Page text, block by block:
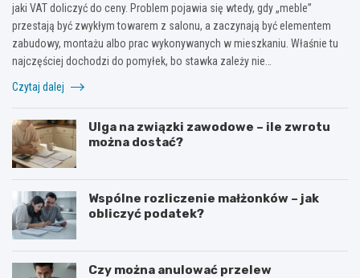
jaki VAT doliczyć do ceny. Problem pojawia się wtedy, gdy „meble”
przestają być zwykłym towarem z salonu, a zaczynają być elementem
zabudowy, montażu albo prac wykonywanych w mieszkaniu. Właśnie tu
najczęściej dochodzi do pomyłek, bo stawka zależy nie…
Czytaj dalej
Ulga na związki zawodowe – ile zwrotu
można dostać?
Wspólne rozliczenie małżonków – jak
obliczyć podatek?
Czy można anulować przelew